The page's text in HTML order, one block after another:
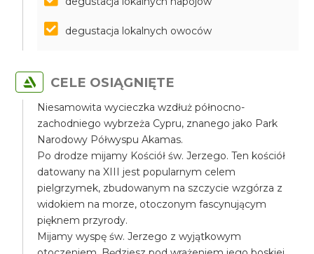
degustacja lokalnych owoców
CELE OSIĄGNIĘTE
Niesamowita wycieczka wzdłuż północno-
zachodniego wybrzeża Cypru, znanego jako Park
Narodowy Półwyspu Akamas.
Po drodze mijamy Kościół św. Jerzego. Ten kościół
datowany na XIII jest popularnym celem
pielgrzymek, zbudowanym na szczycie wzgórza z
widokiem na morze, otoczonym fascynującym
pięknem przyrody.
Mijamy wyspę św. Jerzego z wyjątkowym